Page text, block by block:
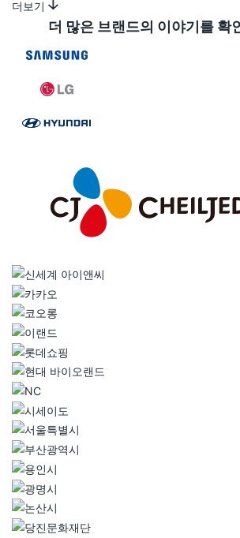
더보기
더 많은 브랜드의 이야기를 확